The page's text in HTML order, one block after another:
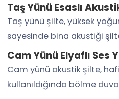
Taş Yünü Esaslı
Taş yünü şilte, yüksek
sayesinde bina akustiği
Cam Yünü Elyaflı Ses
Cam yünü akustik şilte,
kullanıldığında bölme